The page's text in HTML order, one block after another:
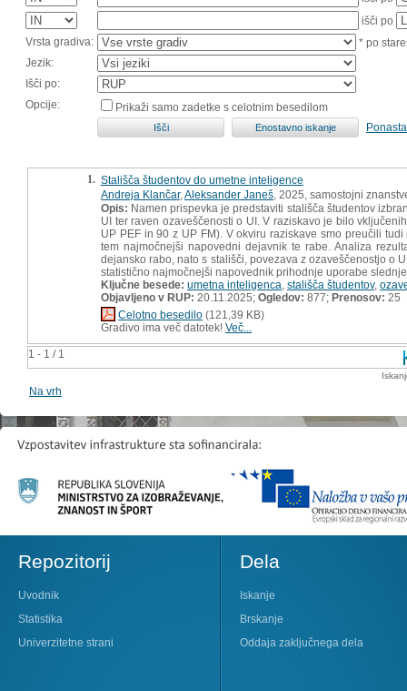
išči po
Vrsta gradiva:
* po
Jezik:
Išči po:
Opcije:
Prikaži samo zadetke s celotnim besedilom
1 - 1 / 1
1. Stališča študentov do umetne inteligence
Andreja Klančar, Aleksander Janeš , 2025, samostojni
Opis: Namen prispevka je predstaviti stališča študentov
UI ter raven ozaveščenosti o UI. V raziskavo je bilo
UP PEF in 90 z UP FM). V okviru raziskave smo preučili
tem najmočnejši napovedni dejavnik te rabe. Analiza
dejansko rabo, nato s stališči, povezava z ozaveščenostjo o
statistično najmočnejši napovednik prihodnje uporabe
Ključne besede: umetna inteligenca stališča študentov,
Objavljeno v RUP: 20.11.2025; Ogledov: 877; Prenosov: 25
Celotno besedilo (121,39 KB)
Gradivo ima več datotek! Več...
Na vrh
Repozitorij
Uvodnik
Statistika
Univerzitetne strani
Dela
Iskanje
Brskanje
Oddaja zaključnega dela